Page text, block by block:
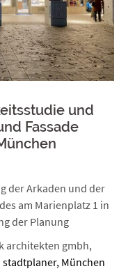
und
Fassade
der Arkaden und der
am Marienplatz 1 in
der Planung
architekten gmbh,
München